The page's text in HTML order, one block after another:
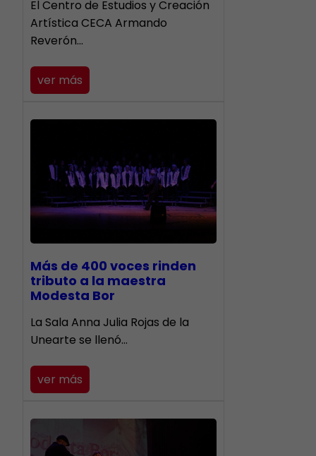
El Centro de Estudios y Creación
Artística CECA Armando
Reverón…
ver más
Más de 400 voces rinden
tributo a la maestra
Modesta Bor
​La Sala Anna Julia Rojas de la
Unearte se llenó…
ver más